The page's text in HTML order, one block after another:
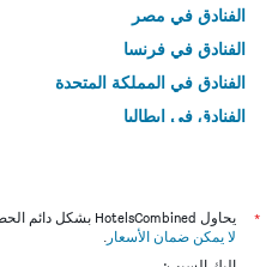
الفنادق في مصر
الفنادق في فرنسا
الفنادق في المملكة المتحدة
الفنادق في إيطاليا
*
يحاول HotelsCombined بشكل دائم الحصول على الأسعار الدقيقة، ولكن
لا يمكن ضمان الأسعار .